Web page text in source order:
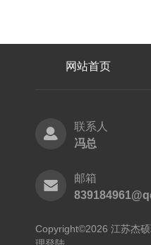
网站首页
联系人
冯总
邮箱
Copyright©2026 江苏杰